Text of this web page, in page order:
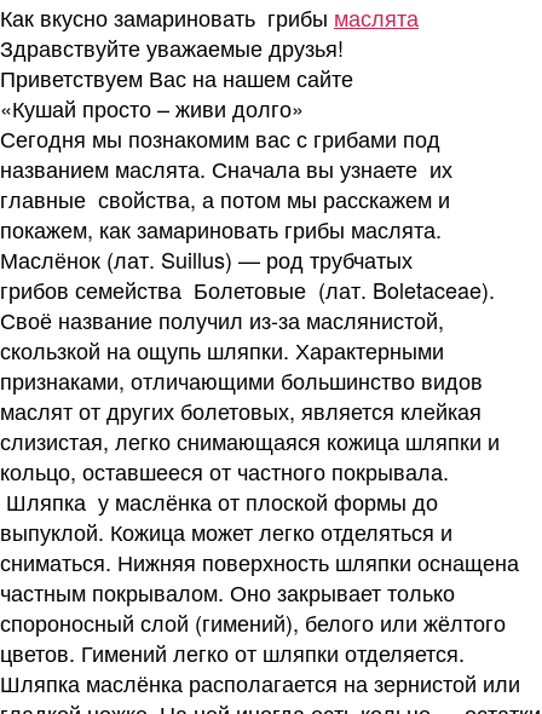
Как вкусно замариновать грибы маслята
Здравствуйте уважаемые друзья!
Приветствуем Вас на нашем сайте
«Кушай просто – живи долго»
Сегодня мы познакомим вас с грибами под
названием маслята. Сначала вы узнаете их
главные свойства, а потом мы расскажем и
покажем, как замариновать грибы маслята.
Маслёнок (лат. Suillus) — род трубчатых
грибов семейства Болетовые (лат. Boletaceae).
Своё название получил из-за маслянистой,
скользкой на ощупь шляпки. Характерными
признаками, отличающими большинство видов
маслят от других болетовых, является клейкая
слизистая, легко снимающаяся кожица шляпки и
кольцо, оставшееся от частного покрывала.
Шляпка у маслёнка от плоской формы до
выпуклой. Кожица может легко отделяться и
сниматься. Нижняя поверхность шляпки оснащена
частным покрывалом. Оно закрывает только
спороносный слой (гимений), белого или жёлтого
цветов. Гимений легко от шляпки отделяется.
Шляпка маслёнка располагается на зернистой или